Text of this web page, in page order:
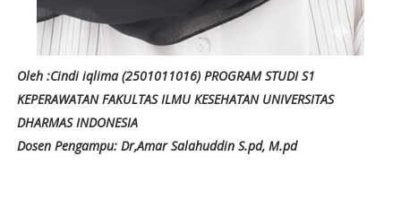
Oleh :Cindi iqlima (2501011016) PROGRAM STUDI S1
KEPERAWATAN FAKULTAS ILMU KESEHATAN UNIVERSITAS
DHARMAS INDONESIA
Dosen Pengampu: Dr,Amar Salahuddin S.pd, M.pd